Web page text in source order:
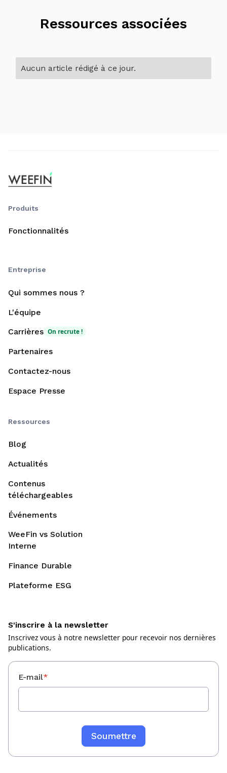
Ressources associées
Aucun article rédigé à ce jour.
Produits
Fonctionnalités
Entreprise
Qui sommes nous ?
L'équipe
Carrières On recrute !
Partenaires
Contactez-nous
Espace Presse
Ressources
Blog
Actualités
Contenus
téléchargeables
Événements
WeeFin vs Solution
Interne
Finance Durable
Plateforme ESG
S'inscrire à la newsletter
Inscrivez vous à notre newsletter pour recevoir nos dernières
publications.
E-mail*